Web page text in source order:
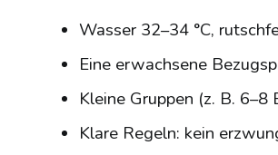
Wasser 32–34 °C,
Eine erwachsene
Kleine Gruppen (z. B.
Klare Regeln: kein